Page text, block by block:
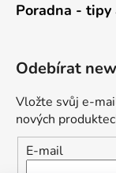
Poradna - tipy
Odebírat
Vložte svůj e-
nových
E-mail